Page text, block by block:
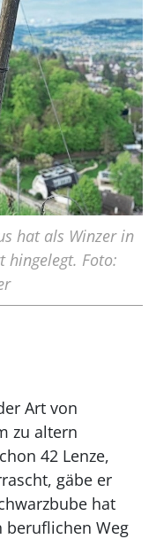
hat als Winzer in
hingelegt. Foto:
Art von
zu altern
42 Lenze,
gäbe er
hat
beruflichen Weg